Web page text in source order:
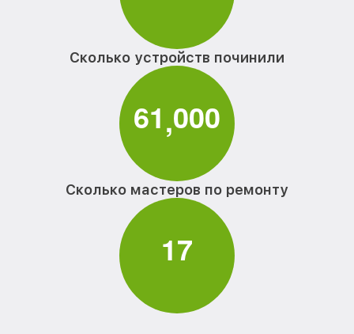
Сколько устройств починили
61,000
Сколько мастеров по ремонту
17